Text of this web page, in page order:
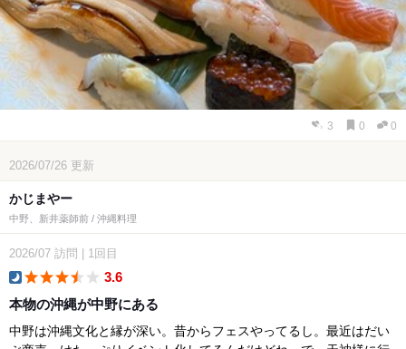
3 0 0
2026/07/26 更新
かじまやー
中野、新井薬師前 / 沖縄料理
2026/07 訪問 | 1回目
3.6
本物の沖縄が中野にある
中野は沖縄文化と縁が深い。昔からフェスやってるし。最近はだい